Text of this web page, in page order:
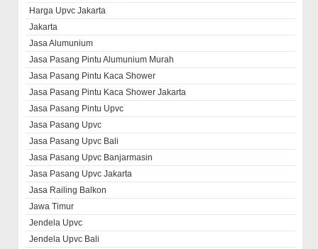
Harga Upvc Jakarta
Jakarta
Jasa Alumunium
Jasa Pasang Pintu Alumunium Murah
Jasa Pasang Pintu Kaca Shower
Jasa Pasang Pintu Kaca Shower Jakarta
Jasa Pasang Pintu Upvc
Jasa Pasang Upvc
Jasa Pasang Upvc Bali
Jasa Pasang Upvc Banjarmasin
Jasa Pasang Upvc Jakarta
Jasa Railing Balkon
Jawa Timur
Jendela Upvc
Jendela Upvc Bali